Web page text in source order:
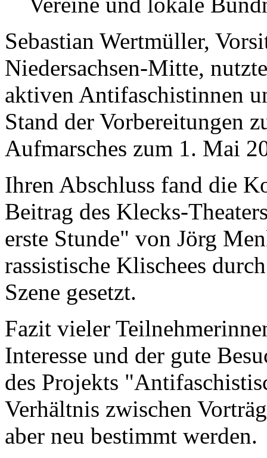
Sebastian Wertmüller,
Niedersachsen-Mitte,
aktiven Antifaschistinnen
Stand der Vorbereitungen
Aufmarsches zum 1. Mai
Ihren Abschluss fand die
Beitrag des Klecks-
erste Stunde" von Jörg
rassistische Klischees
Szene gesetzt.
Fazit vieler
Interesse und der gute
des Projekts
Verhältnis zwischen
aber neu bestimmt werden.